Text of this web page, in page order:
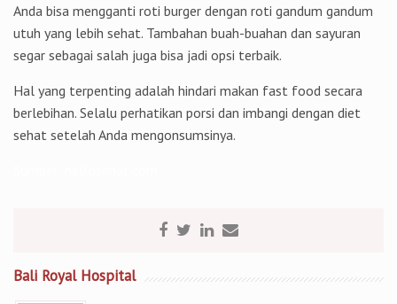
Anda bisa mengganti roti burger dengan roti gandum gandum
utuh yang lebih sehat. Tambahan buah-buahan dan sayuran
segar sebagai salah juga bisa jadi opsi terbaik.
Hal yang terpenting adalah hindari makan fast food secara
berlebihan. Selalu perhatikan porsi dan imbangi dengan diet
sehat setelah Anda mengonsumsinya.
Bali Royal Hospital